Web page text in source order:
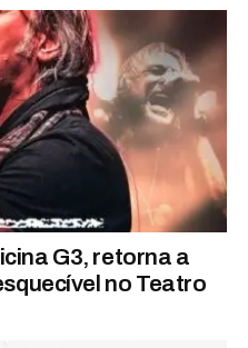
G3, retorna a
no Teatro